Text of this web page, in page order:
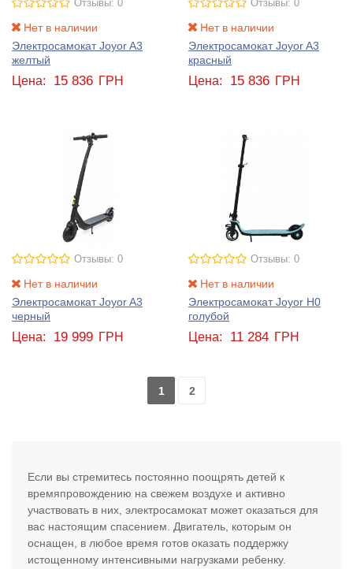
Отзывы: 0
Нет в наличии
Электросамокат Joyor A3
желтый
Цена: 15 836 ГРН
Отзывы: 0
Нет в наличии
Электросамокат Joyor A3
красный
Цена: 15 836 ГРН
Отзывы: 0
Нет в наличии
Электросамокат Joyor A3
черный
Цена: 19 999 ГРН
Отзывы: 0
Нет в наличии
Электросамокат Joyor H0
голубой
Цена: 11 284 ГРН
1 2
Если вы стремитесь постоянно поощрять детей к
времяпровождению на свежем воздухе и активно
участвовать в них, электросамокат может оказаться для
вас настоящим спасением. Двигатель, которым он
оснащен, в любое время готов оказать поддержку
истощенному интенсивными нагрузками ребенку.